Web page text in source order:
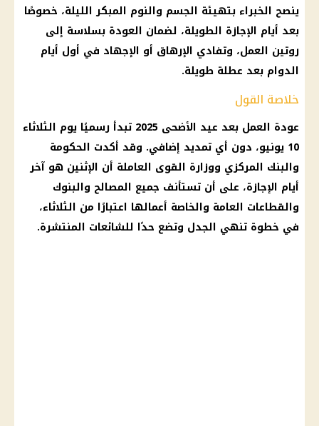
ينصح الخبراء بتهيئة الجسم والنوم المبكر الليلة، خصوصًا
بعد أيام الإجازة الطويلة، لضمان العودة بسلاسة إلى
روتين العمل، وتفادي الإرهاق أو الإجهاد في أول أيام
الدوام بعد عطلة طويلة.
خلاصة القول
عودة العمل بعد عيد
الأضحى 2025 تبدأ رسميًا يوم الثلاثاء
10 يونيو، دون أي تمديد إضافي. وقد أكدت
الحكومة
والبنك المركزي ووزارة القوى العاملة أن الإثنين هو آخر
أيام الإجازة، على أن تستأنف جميع المصالح والبنوك
والقطاعات العامة والخاصة أعمالها اعتبارًا من الثلاثاء،
في خطوة تنهي الجدل وتضع حدًا للشائعات المنتشرة.